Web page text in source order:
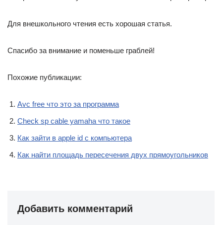
Для внешкольного чтения есть хорошая статья.
Спасибо за внимание и поменьше граблей!
Похожие публикации:
Avc free что это за программа
Check sp cable yamaha что такое
Как зайти в apple id с компьютера
Как найти площадь пересечения двух прямоугольников
Добавить комментарий